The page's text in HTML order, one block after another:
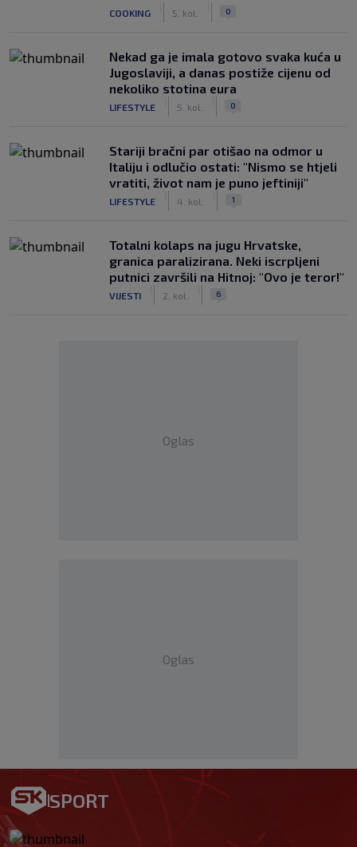
COOKING 5. kol. 0
Nekad ga je imala gotovo svaka kuća u
Jugoslaviji, a danas postiže cijenu od
nekoliko stotina eura
LIFESTYLE 5. kol. 0
Stariji bračni par otišao na odmor u
Italiju i odlučio ostati: "Nismo se htjeli
vratiti, život nam je puno jeftiniji"
LIFESTYLE 4. kol. 1
Totalni kolaps na jugu Hrvatske,
granica paralizirana. Neki iscrpljeni
putnici završili na Hitnoj: "Ovo je teror!"
VIJESTI 2. kol. 6
Oglas
Oglas
SPORT